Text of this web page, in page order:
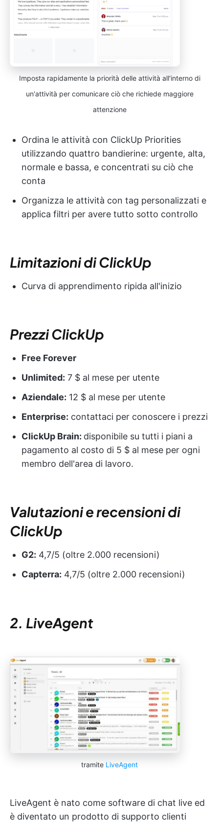
Imposta rapidamente la priorità delle attività all'interno di
un'attività per comunicare ciò che richiede maggiore
attenzione
Ordina le attività con ClickUp Priorities
utilizzando quattro bandierine: urgente, alta,
normale e bassa, e concentrati su ciò che
conta
Organizza le attività con tag personalizzati e
applica filtri per avere tutto sotto controllo
Limitazioni di ClickUp
Curva di apprendimento ripida all'inizio
Prezzi ClickUp
Free Forever
Unlimited: 7 $ al mese per utente
Aziendale: 12 $ al mese per utente
Enterprise: contattaci per conoscere i prezzi
ClickUp Brain: disponibile su tutti i piani a
pagamento al costo di 5 $ al mese per ogni
membro dell'area di lavoro.
Valutazioni e recensioni di
ClickUp
G2: 4,7/5 (oltre 2.000 recensioni)
Capterra: 4,7/5 (oltre 2.000 recensioni)
2. LiveAgent
tramite LiveAgent
LiveAgent è nato come software di chat live ed
è diventato un prodotto di supporto clienti